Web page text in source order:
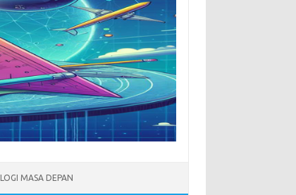
MASA DEPAN